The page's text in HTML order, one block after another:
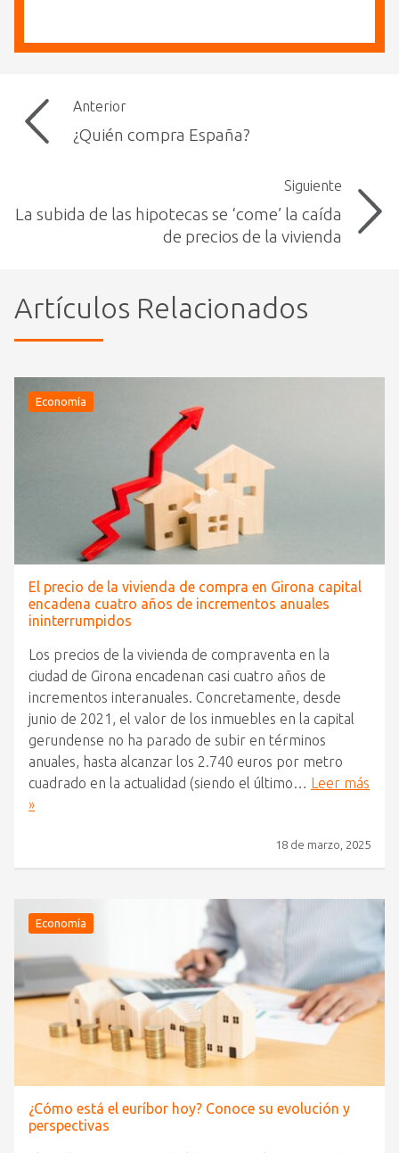
Anterior
¿Quién compra España?
Siguiente
La subida de las hipotecas se ‘come’ la caída
de precios de la vivienda
Artículos Relacionados
Economía
El precio de la vivienda de compra en Girona capital
encadena cuatro años de incrementos anuales
ininterrumpidos
Los precios de la vivienda de compraventa en la
ciudad de Girona encadenan casi cuatro años de
incrementos interanuales. Concretamente, desde
junio de 2021, el valor de los inmuebles en la capital
gerundense no ha parado de subir en términos
anuales, hasta alcanzar los 2.740 euros por metro
cuadrado en la actualidad (siendo el último… Leer más
»
18 de marzo, 2025
Economía
¿Cómo está el euríbor hoy? Conoce su evolución y
perspectivas